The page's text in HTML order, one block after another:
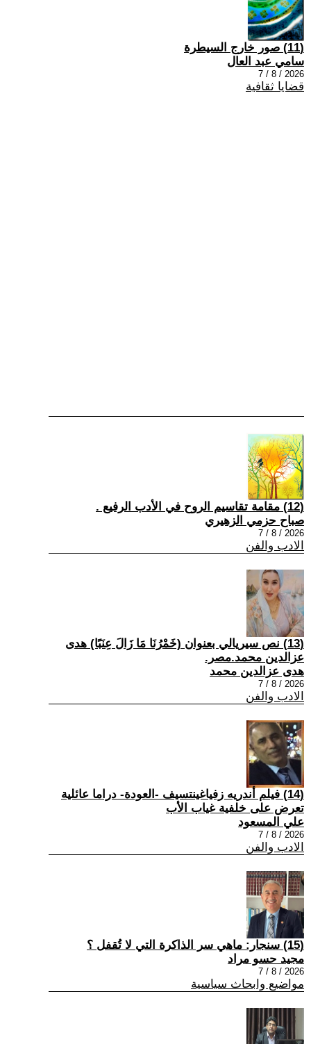
(11) صور خارج السيطرة
سامي عبد العال
2026 / 8 / 7
قضايا ثقافية
(12) مقامة تقاسيم الروح في الأدب الرفيع .
صباح حزمي الزهيري
2026 / 8 / 7
الادب والفن
(13) نص سيريالي بعنوان (خَمْرُنَا مَا زَالَ عِنَبًا) هدى
عزالدين محمد.مصر.
هدى عزالدين محمد
2026 / 8 / 7
الادب والفن
(14) فيلم أندريه زفياغينتسيف -العودة- دراما عائلية
تعرض على خلفية غياب الأب
علي المسعود
2026 / 8 / 7
الادب والفن
(15) سنجار: ماهي سر الذاكرة التي لا تُقفل ؟
مجيد حسو مراد
2026 / 8 / 7
مواضيع وابحاث سياسية